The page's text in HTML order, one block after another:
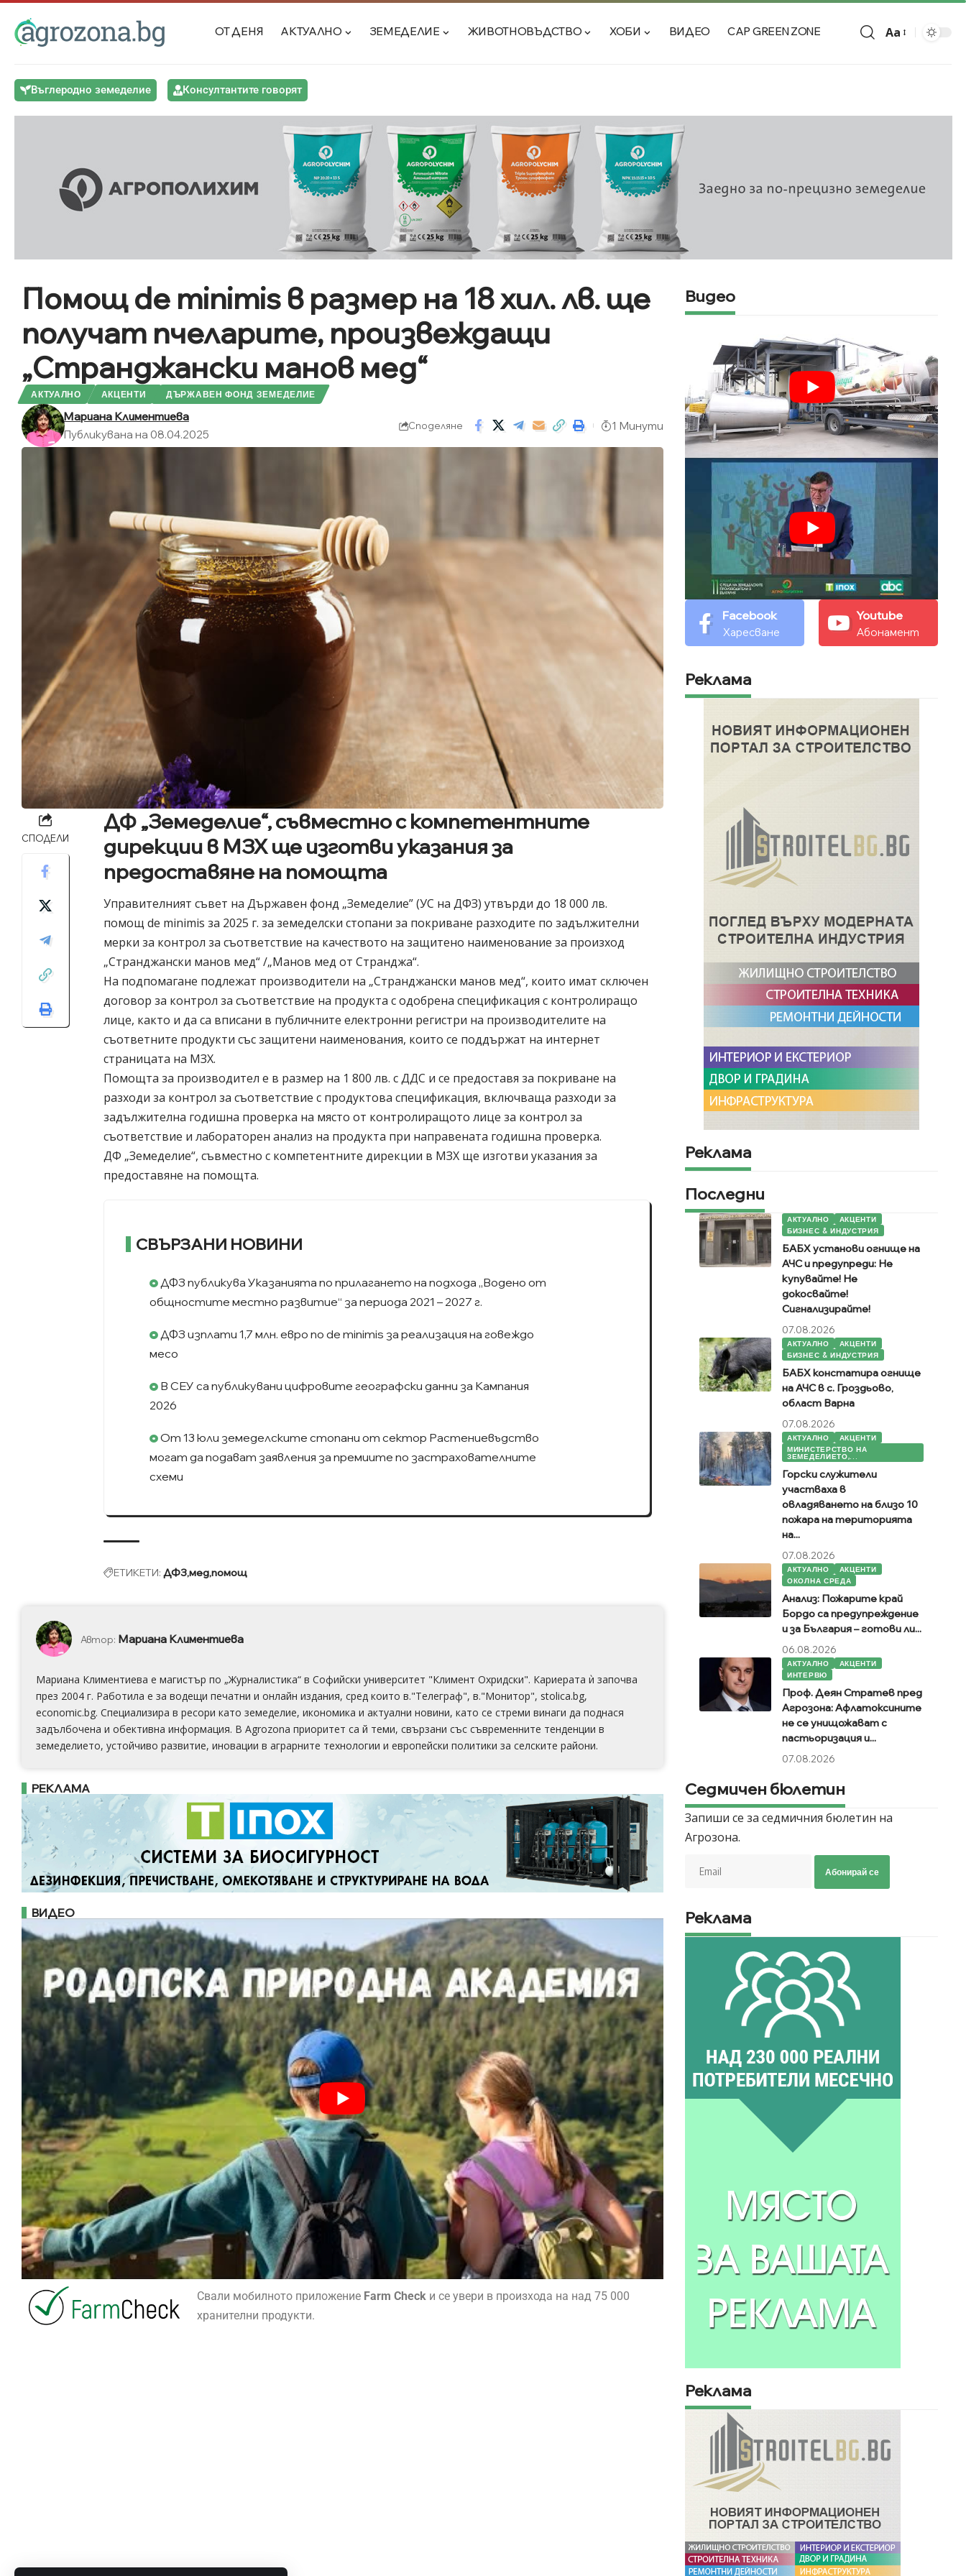
ОТ ДЕНЯ АКТУАЛНО ЗЕМЕДЕЛИЕ ЖИВОТНОВЪДСТВО ХОБИ ВИДЕО CAP GREEN ZONE Aa
Въглеродно земеделие Консултантите говорят
Помощ de minimis в размер на 18 хил. лв. ще
получат пчеларите, произвеждащи
„Странджански манов мед“
АКТУАЛНО АКЦЕНТИ ДЪРЖАВЕН ФОНД ЗЕМЕДЕЛИЕ
Мариана Климентиева
Публикувана на 08.04.2025
Споделяне 1 Минути
СПОДЕЛИ
ДФ „Земеделие“, съвместно с компетентните
дирекции в МЗХ ще изготви указания за
предоставяне на помощта
Управителният съвет на Държавен фонд „Земеделие” (УС на ДФЗ) утвърди до 18 000 лв.
помощ de minimis за 2025 г. за земеделски стопани за покриване разходите по задължителни
мерки за контрол за съответствие на качеството на защитено наименование за произход
„Странджански манов мед“ /„Манов мед от Странджа“.
На подпомагане подлежат производители на „Странджански манов мед“, които имат сключен
договор за контрол за съответствие на продукта с одобрена спецификация с контролиращо
лице, както и да са вписани в публичните електронни регистри на производителите на
съответните продукти със защитени наименования, които се поддържат на интернет
страницата на МЗХ.
Помощта за производител е в размер на 1 800 лв. с ДДС и се предоставя за покриване на
разходи за контрол за съответствие с продуктова спецификация, включваща разходи за
задължителна годишна проверка на място от контролиращото лице за контрол за
съответствие и лабораторен анализ на продукта при направената годишна проверка.
ДФ „Земеделие“, съвместно с компетентните дирекции в МЗХ ще изготви указания за
предоставяне на помощта.
СВЪРЗАНИ НОВИНИ
ДФЗ публикува Указанията по прилагането на подхода „Водено от
общностите местно развитие“ за периода 2021 – 2027 г.
ДФЗ изплати 1,7 млн. евро по de minimis за реализация на говеждо
месо
В СЕУ са публикувани цифровите географски данни за Кампания
2026
От 13 юли земеделските стопани от сектор Растениевъдство
могат да подават заявления за премиите по застрахователните
схеми
ЕТИКЕТИ: ДФЗмедпомощ
Автор: Мариана Климентиева
Мариана Климентиева е магистър по „Журналистика“ в Софийски университет "Климент Охридски". Кариерата ѝ започва
през 2004 г. Работила е за водещи печатни и онлайн издания, сред които в."Телеграф", в."Монитор", stolica.bg,
economic.bg. Специализира в ресори като земеделие, икономика и актуални новини, като се стреми винаги да поднася
задълбочена и обективна информация. В Аgrozona приоритет са й теми, свързани със съвременните тенденции в
земеделието, устойчиво развитие, иновации в аграрните технологии и европейски политики за селските райони.
РЕКЛАМА
ВИДЕО
Свали мобилното приложение Farm Checkи се увери в произхода на над 75 000
хранителни продукти.
Видео
Facebook
Харесване
Youtube
Абонамент
Реклама
Реклама
Последни
АКТУАЛНО
АКЦЕНТИ
БИЗНЕС & ИНДУСТРИЯ
БАБХ установи огнище на
АЧС и предупреди: Не
купувайте! Не
докосвайте!
Сигнализирайте!
07.08.2026
АКТУАЛНО
АКЦЕНТИ
БИЗНЕС & ИНДУСТРИЯ
БАБХ констатира огнище
на АЧС в с. Гроздьово,
област Варна
07.08.2026
АКТУАЛНО
АКЦЕНТИ
МИНИСТЕРСТВО НА
ЗЕМЕДЕЛИЕТО,...
Горски служители
участваха в
овладяването на близо 10
пожара на територията
на...
07.08.2026
АКТУАЛНО
АКЦЕНТИ
ОКОЛНА СРЕДА
Анализ: Пожарите край
Бордо са предупреждение
и за България – готови ли...
06.08.2026
АКТУАЛНО
АКЦЕНТИ
ИНТЕРВЮ
Проф. Деян Стратев пред
Агрозона: Афлатоксините
не се унищожават с
пастьоризация и...
07.08.2026
Седмичен бюлетин
Запиши се за седмичния бюлетин на
Агрозона.
Абонирай се
Реклама
Реклама